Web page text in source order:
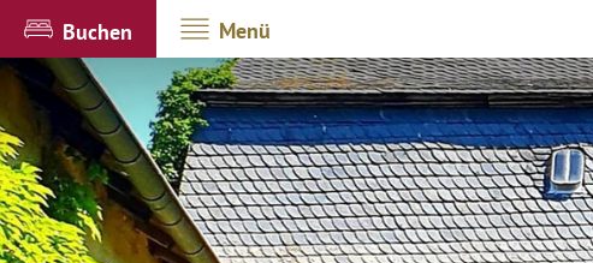
Buchen Menü